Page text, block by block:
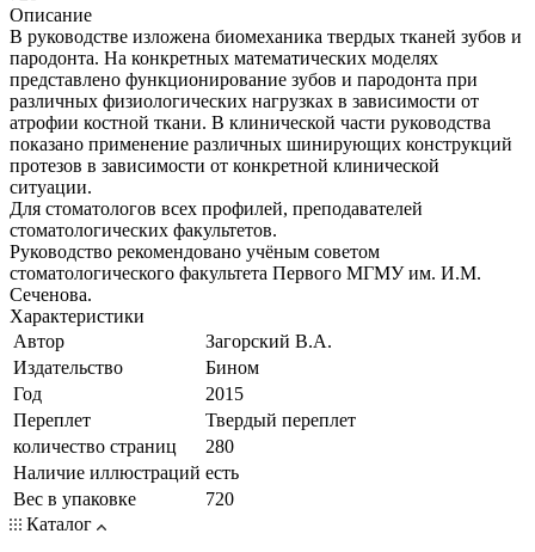
Описание
В руководстве изложена биомеханика твердых тканей зубов и
пародонта. На конкретных математических моделях
представлено функционирование зубов и пародонта при
различных физиологических нагрузках в зависимости от
атрофии костной ткани. В клинической части руководства
показано применение различных шинирующих конструкций
протезов в зависимости от конкретной клинической
ситуации.
Для стоматологов всех профилей, преподавателей
стоматологических факультетов.
Руководство рекомендовано учёным советом
стоматологического факультета Первого МГМУ им. И.М.
Сеченова.
Характеристики
Автор
Загорский В.А.
Издательство
Бином
Год
2015
Переплет
Твердый переплет
количество страниц
280
Наличие иллюстраций есть
Вес в упаковке
720
Каталог